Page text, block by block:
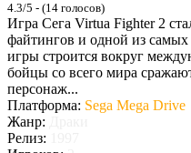
4.3/5 - (14 голосов)
Игра Сега Virtua Fighter 2
файтингов и одной из
игры строится вокруг
бойцы со всего мира
персонаж...
Платформа: Sega Mega Drive
Жанр:
Релиз: